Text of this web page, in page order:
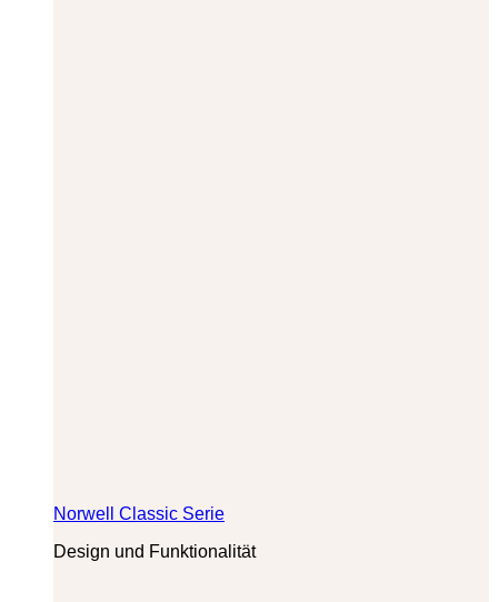
Norwell Classic Serie
Design und Funktionalität